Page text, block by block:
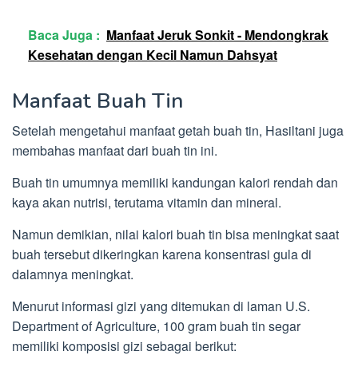
Baca Juga : Manfaat Jeruk Sonkit - Mendongkrak
Kesehatan dengan Kecil Namun Dahsyat
Manfaat Buah Tin
Setelah mengetahui manfaat getah buah tin, Hasiltani juga
membahas manfaat dari buah tin ini.
Buah tin umumnya memiliki kandungan kalori rendah dan
kaya akan nutrisi, terutama vitamin dan mineral.
Namun demikian, nilai kalori buah tin bisa meningkat saat
buah tersebut dikeringkan karena konsentrasi gula di
dalamnya meningkat.
Menurut informasi gizi yang ditemukan di laman U.S.
Department of Agriculture, 100 gram buah tin segar
memiliki komposisi gizi sebagai berikut: